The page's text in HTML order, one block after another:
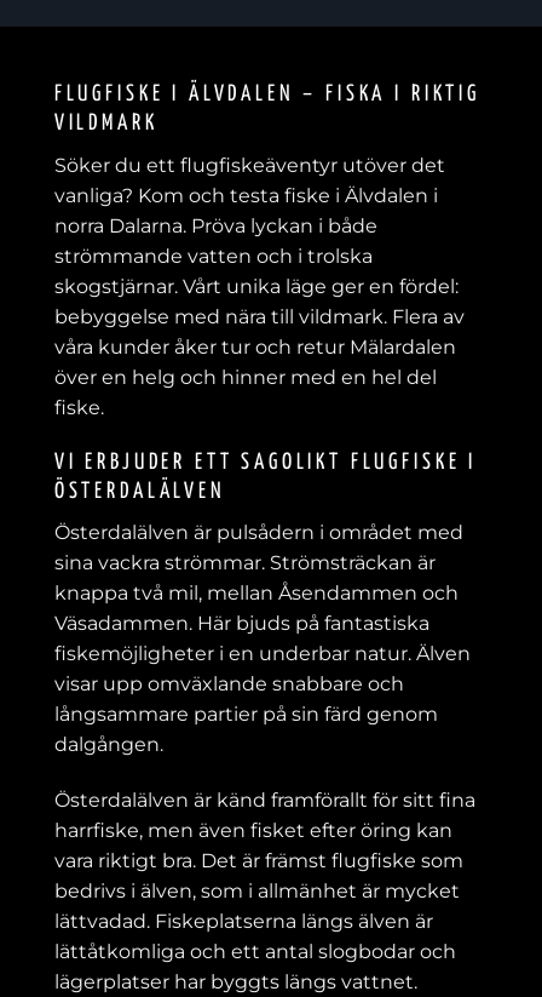
FLUGFISKE I ÄLVDALEN – FISKA I RIKTIG
VILDMARK
Söker du ett flugfiskeäventyr utöver det
vanliga? Kom och testa fiske i Älvdalen i
norra Dalarna. Pröva lyckan i både
strömmande vatten och i trolska
skogstjärnar. Vårt unika läge ger en fördel:
bebyggelse med nära till vildmark. Flera av
våra kunder åker tur och retur Mälardalen
över en helg och hinner med en hel del
fiske.
VI ERBJUDER ETT SAGOLIKT FLUGFISKE I
ÖSTERDALÄLVEN
Österdalälven är pulsådern i området med
sina vackra strömmar. Strömsträckan är
knappa två mil, mellan Åsendammen och
Väsadammen. Här bjuds på fantastiska
fiskemöjligheter i en underbar natur. Älven
visar upp omväxlande snabbare och
långsammare partier på sin färd genom
dalgången.
Österdalälven är känd framförallt för sitt fina
harrfiske, men även fisket efter öring kan
vara riktigt bra. Det är främst flugfiske som
bedrivs i älven, som i allmänhet är mycket
lättvadad. Fiskeplatserna längs älven är
lättåtkomliga och ett antal slogbodar och
lägerplatser har byggts längs vattnet.